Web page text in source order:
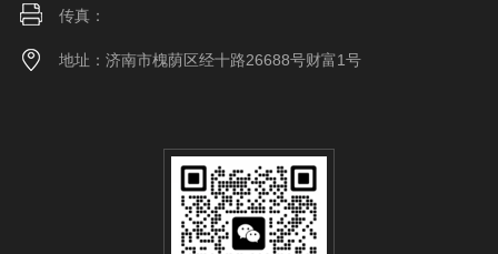
传真：
地址：济南市槐荫区经十路26688号财富1号